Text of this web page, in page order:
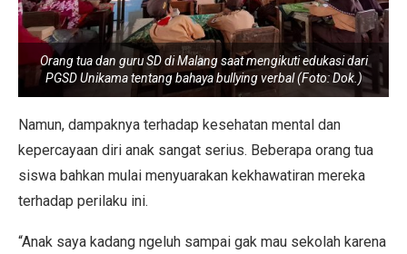
Orang tua dan guru SD di Malang saat mengikuti edukasi dari
PGSD Unikama tentang bahaya bullying verbal (Foto: Dok.)
Namun, dampaknya terhadap kesehatan mental dan
kepercayaan diri anak sangat serius. Beberapa orang tua
siswa bahkan mulai menyuarakan kekhawatiran mereka
terhadap perilaku ini.
“Anak saya kadang ngeluh sampai gak mau sekolah karena